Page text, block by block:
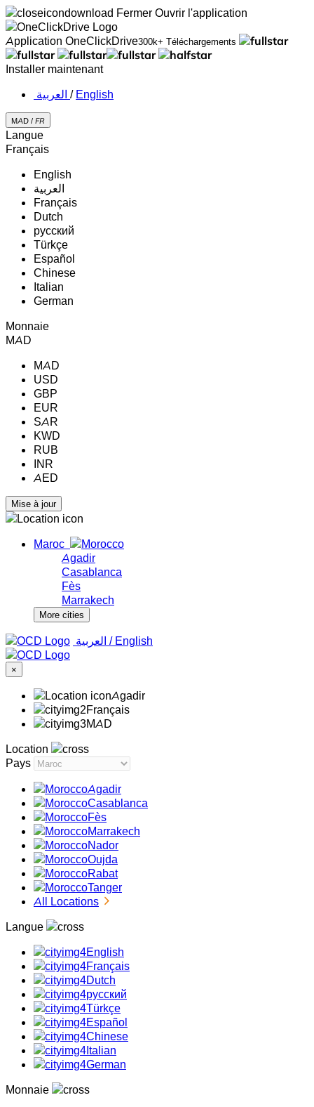
Fermer Ouvrir l'application
Application OneClickDrive300k+ Téléchargements
Installer maintenant
‏العربية ‏ / English
MAD / FR
Langue
Français
English
‏العربية‏
Français
Dutch
русский
Türkçe
Español
Chinese
Italian
German
Monnaie
MAD
MAD
USD
GBP
EUR
SAR
KWD
RUB
INR
AED
Maroc
Agadir
Casablanca
Fès
Marrakech
More cities
‏العربية ‏ / English
×
Agadir
Français
MAD
Location
Pays
Agadir
Casablanca
Fès
Marrakech
Nador
Oujda
Rabat
Tanger
All Locations
Langue
English
Français
Dutch
русский
Türkçe
Español
Chinese
Italian
German
Monnaie